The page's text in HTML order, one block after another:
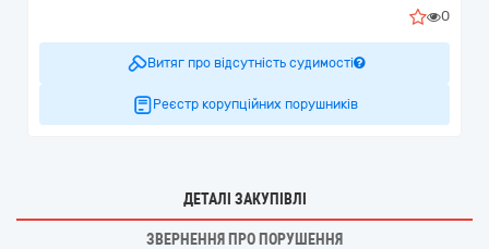
0
Витяг про відсутність судимості
Реєстр корупційних порушників
ДЕТАЛІ ЗАКУПІВЛІ
ЗВЕРНЕННЯ ПРО ПОРУШЕННЯ